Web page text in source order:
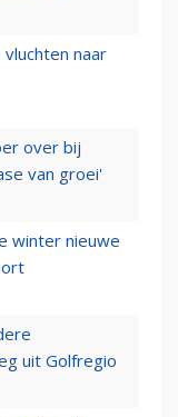
naar
over bij
van groei'
winter nieuwe
uit Golfregio